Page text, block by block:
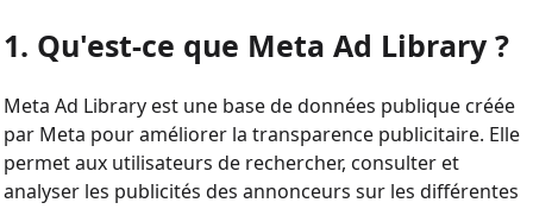
1. Qu'est-ce que Meta Ad Library ?
Meta Ad Library est une base de données publique créée
par Meta pour améliorer la transparence publicitaire. Elle
permet aux utilisateurs de rechercher, consulter et
analyser les publicités des annonceurs sur les différentes